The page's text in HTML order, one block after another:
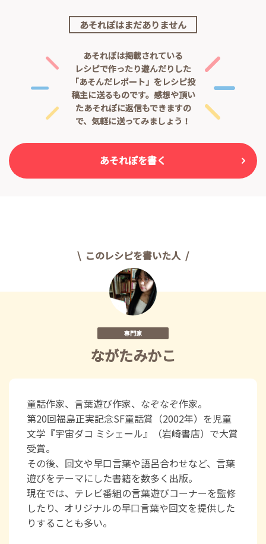
あそれぽはまだありません
あそれぽは掲載されている
レシピで作ったり遊んだりした
「あそんだレポート」をレシピ投
稿主に送るものです。 感想や頂い
たあそれぽに返信もできますの
で、気軽に送ってみましょう！
あそれぽを書く
このレシピを書いた人
専門家
ながたみかこ
童話作家、言葉遊び作家、なぞなぞ作家。
第20回福島正実記念SF童話賞（2002年）を児童
文学『宇宙ダコ ミシェール』（岩崎書店）で大賞
受賞。
その後、回文や早口言葉や語呂合わせなど、言葉
遊びをテーマにした書籍を数多く出版。
現在では、テレビ番組の言葉遊びコーナーを監修
したり、オリジナルの早口言葉や回文を提供した
りすることも多い。